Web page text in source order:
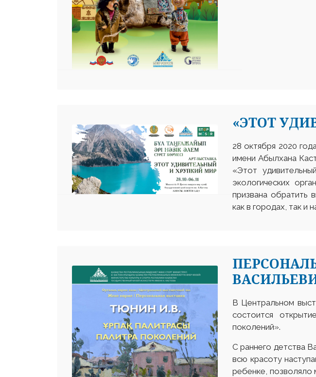
«ЭТОТ
28 октября 2020
имени Абылхана
«Этот
экологических
призвана обратить
как в городах, так и
В Центральном
состоится
поколений».
С раннего детства
всю красоту
ребенке, позволяло